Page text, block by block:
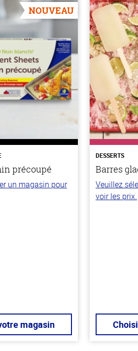
NOUVEAU
précoupé
un magasin pour
magasin
DESSERTS
Barres
Veuillez
voir les prix.